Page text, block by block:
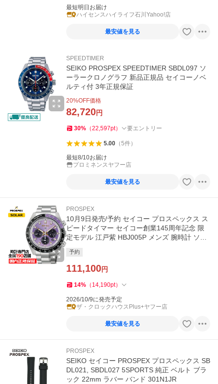
最短明日お届け
ハイセンスハイライフ石川Yahoo!店
最安値を見る
SPEEDTIMER
SEIKO PROSPEX SPEEDTIMER SBDL097 ソ
ーラークロノグラフ 新品正規品 セイコーノベ
ルティ付 3年正規保証
20%OFF価格
82,720円
30% （22,597pt） 要エントリー
5.00（5件）
最短8/10お届け
プロミネンスヤフー店
最安値を見る
PROSPEX
10月9日発売/予約 セイコー プロスペックス ス
ピードタイマー セイコー創業145周年記念 限
定モデル 江戸紫 HBJ005P メンズ 腕時計 ソー
予約
111,100円
14% （ 14,190pt）
2026/10/9に発売予定
ザ・クロックハウスPlus+ヤフー店
最安値を見る
PROSPEX
SEIKO セイコー PROSPEX プロスペックス SB
DL021, SBDL027 5SPORTS 純正 ベルト ブラ
ック 22mm ラバー バンド 301N1JR